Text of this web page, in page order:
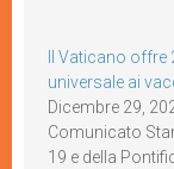
Il Vaticano
universale ai
Dicembre 29,
Comunicato
19 e della